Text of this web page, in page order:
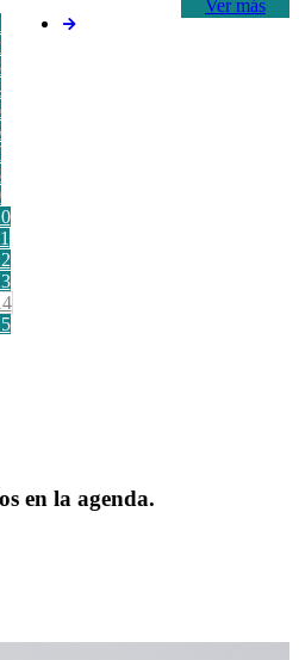
Ver más
en la agenda.